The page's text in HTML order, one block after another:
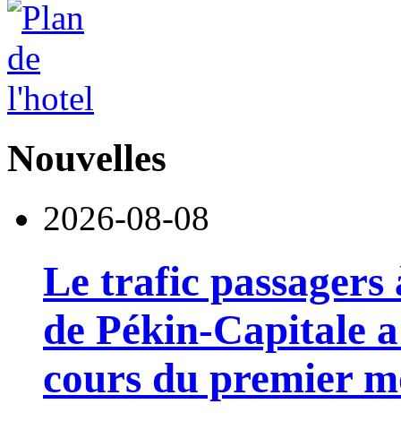
Nouvelles
2026-08-08
Le trafic
de Pékin-Capitale
cours du premier